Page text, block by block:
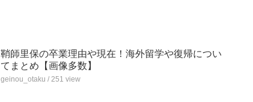
鞘師里保の卒業理由や現在！海外留学や復帰につい
てまとめ【画像多数】
geinou_otaku / 251 view